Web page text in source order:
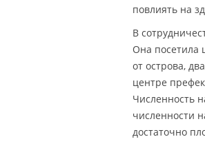
повлиять на
В
Она посетила
от острова,
центре
Численность
численности
достаточно